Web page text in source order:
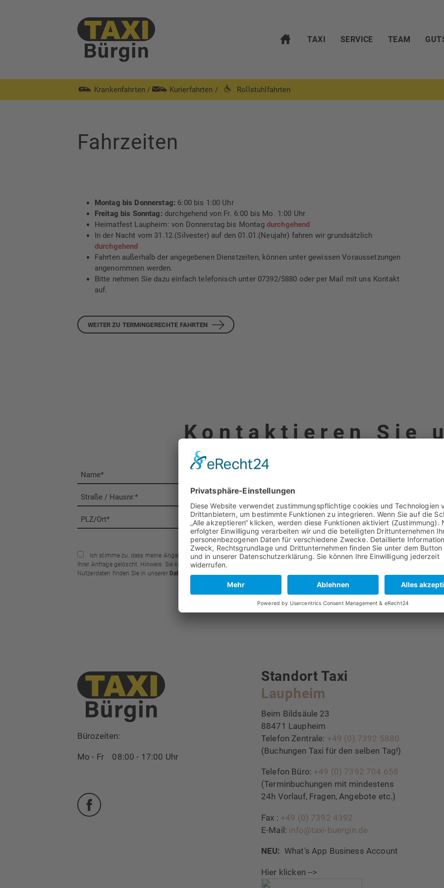
TAXI SERVICE TEAM
Krankenfahrten / Kurierfahrten / Rollstuhlfahrten
Fahrzeiten
Montag bis Donnerstag: 6:00 bis 1:00 Uhr
Freitag bis Sonntag: durchgehend von Fr. 6:00 bis Mo. 1:00 Uhr
Heimatfest Laupheim: von Donnerstag bis Montag durchgehend
In der Nacht vom 31.12.(Silvester) auf den 01.01.(Neujahr) fahren wir grundsätzlich
durchgehend
Fahrten außerhalb der angegebenen Dienstzeiten, können unter gewissen Voraussetzungen
angenommnen werden.
Bitte nehmen Sie dazu einfach telefonisch unter 07392/5880 oder per Mail mit uns Kontakt
auf.
WEITER ZU TERMINGERECHTE FAHRTEN
Kontaktieren Sie
Ich stimme zu, dass meine Angaben aus dem Kontaktformular zur Beantwortung meiner Anfrage erhoben und verarbeitet werden.
Ihrer Anfrage gelöscht. Hinweis: Sie können Ihre Einwilligung jederzeit für die Zukunft per E-Mail unter
Nutzerdaten finden Sie in unserer Datenschutzerklärung.
NACHRICHT SENDEN
Bürozeiten:
Mo - Fr 08:00 - 17:00 Uhr
Standort Taxi
Laupheim
Beim Bildsäule 23
88471 Laupheim
Telefon Zentrale: +49 (0) 7392 5880
(Buchungen Taxi für den selben Tag!)
Telefon Büro: +49 (0) 7392 704 658
(Terminbuchungen mit mindestens
24h Vorlauf, Fragen, Angebote etc.)
Fax : +49 (0) 7392 4392
E-Mail: info@taxi-buergin.de
NEU: What's App Business Account
Hier klicken -->